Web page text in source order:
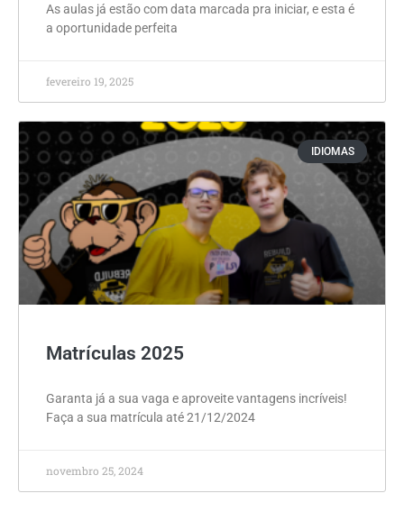
As aulas já estão com data marcada pra iniciar, e esta é
a oportunidade perfeita
fevereiro 19, 2025
IDIOMAS
Matrículas 2025
Garanta já a sua vaga e aproveite vantagens incríveis!
Faça a sua matrícula até 21/12/2024
novembro 25, 2024